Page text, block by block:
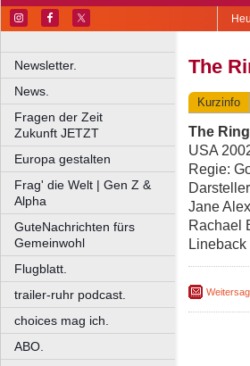
Newsletter.
News.
Fragen der Zeit
Zukunft JETZT
Europa gestalten
Frag' die Welt | Gen Z &
Alpha
GuteNachrichten fürs
Gemeinwohl
Flugblatt.
trailer-ruhr podcast.
choices mag ich.
ABO.
The
Kurzinfo
The Ring
USA
Regie:
Jane
Rachael
Lineback